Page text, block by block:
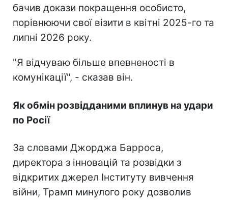
бачив докази покращення особисто,
порівнюючи свої візити в квітні 2025-го та
липні 2026 року.
"Я відчуваю більше впевненості в
комунікації", - сказав він.
Як обмін розвідданими вплинув на удари
по Росії
За словами Джорджа Барроса,
директора з інновацій та розвідки з
відкритих джерел Інституту вивчення
війни, Трамп минулого року дозволив